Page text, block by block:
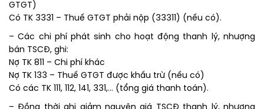
GTGT)
Có TK 3331 – Thuế GTGT phải nộp (33311) (nếu có).
– Các chi phí phát sinh cho hoạt động thanh lý, nhượng
bán TSCĐ, ghi:
Nợ TK 811 – Chi phí khác
Nợ TK 133 – Thuế GTGT được khấu trừ (nếu có)
Có các TK 111, 112, 141, 331,… (tổng giá thanh toán).